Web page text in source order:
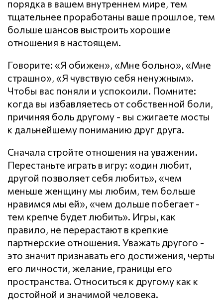
порядка в вашем внутреннем мире, тем
тщательнее проработаны ваше прошлое, тем
больше шансов выстроить хорошие
отношения в настоящем.
Говорите: «Я обижен», «Мне больно», «Мне
страшно», «Я чувствую себя ненужным».
Чтобы вас поняли и успокоили. Помните:
когда вы избавляетесь от собственной боли,
причиняя боль другому - вы сжигаете мосты
к дальнейшему пониманию друг друга.
Сначала стройте отношения на уважении.
Перестаньте играть в игру: «один любит,
другой позволяет себя любить», «чем
меньше женщину мы любим, тем больше
нравимся мы ей», «чем дольше побегает -
тем крепче будет любить». Игры, как
правило, не перерастают в крепкие
партнерские отношения. Уважать другого -
это значит признавать его достижения, черты
его личности, желание, границы его
пространства. Относиться к другому как к
достойной и значимой человека.